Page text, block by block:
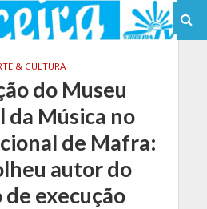
& CULTURA
do Museu
da Música no
de Mafra:
autor do
execução